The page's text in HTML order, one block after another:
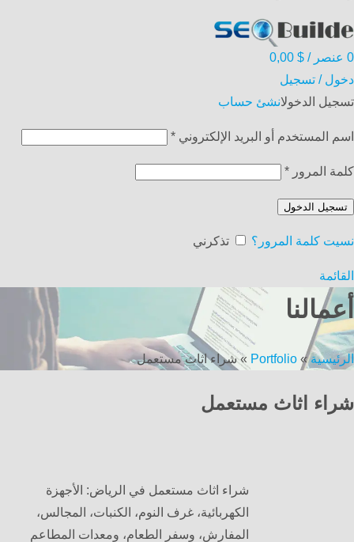
0 عنصر /
0,00 $
دخول / تسجيل
تسجيل الدخولانشئ حساب
اسم المستخدم أو البريد الإلكتروني *
كلمة المرور *
تسجيل الدخول
نسيت كلمة المرور؟ تذكرني
القائمة
أعمالنا
الرئيسية»
Portfolio
»شراء اثاث مستعمل
شراء اثاث مستعمل
شراء اثاث مستعمل في الرياض: الأجهزة
الكهربائية، غرف النوم، الكنبات، المجالس،
المفارش، وسفر الطعام، ومعدات المطاعم